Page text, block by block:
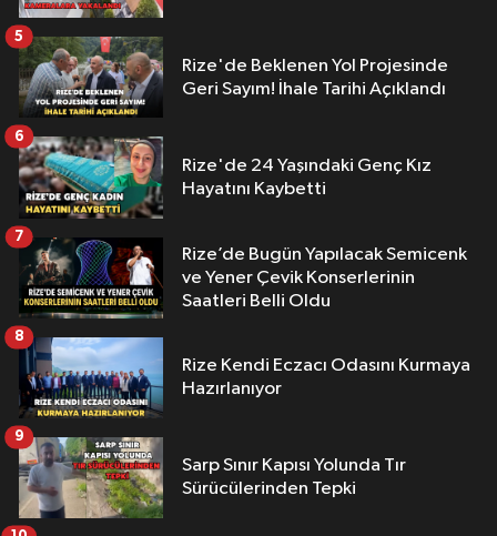
Rize'de Beklenen Yol Projesinde
Geri Sayım! İhale Tarihi Açıklandı
5
Rize'de 24 Yaşındaki Genç Kız
Hayatını Kaybetti
6
Rize’de Bugün Yapılacak Semicenk
ve Yener Çevik Konserlerinin
Saatleri Belli Oldu
7
Rize Kendi Eczacı Odasını Kurmaya
Hazırlanıyor
8
Sarp Sınır Kapısı Yolunda Tır
Sürücülerinden Tepki
9